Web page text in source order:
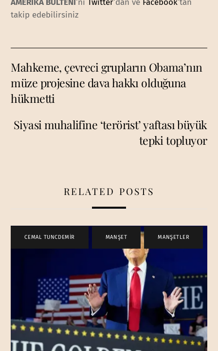
AMERİKA BÜLTENİ ‘ni Twitter‘dan ve Facebook‘tan
takip edebilirsiniz
Mahkeme, çevreci grupların Obama’nın
müze projesine dava hakkı olduğuna
hükmetti
Siyasi muhalifine ‘terörist’ yaftası büyük
tepki topluyor
RELATED POSTS
CEMAL TUNCDEMİR MANŞET , MANŞETLER